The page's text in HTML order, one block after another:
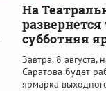
На
субботняя
Завтра, 8 августа,
Саратова будет
ярмарка